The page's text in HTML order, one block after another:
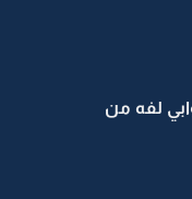
لفه من